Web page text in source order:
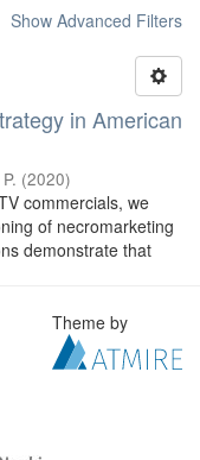
Show Advanced Filters
in American
(2020)
commercials, we
of necromarketing
demonstrate that
Theme by